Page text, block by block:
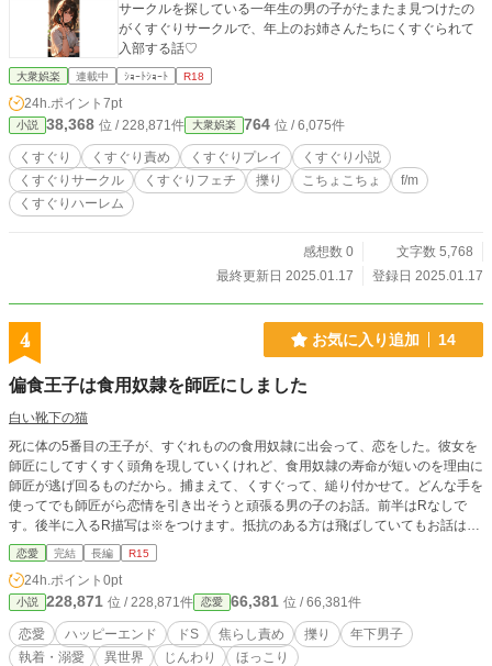
サークルを探している一年生の男の子がたまたま見つけたの
がくすぐりサークルで、年上のお姉さんたちにくすぐられて
入部する話♡
大衆娯楽 連載中 ｼｮｰﾄｼｮｰﾄ R18
24h.ポイント 7pt
小説 38,368 位 / 228,871件 大衆娯楽 764 位 / 6,075件
くすぐり くすぐり責め くすぐりプレイ
くすぐり小説
くすぐりサークル
くすぐりフェチ 擽り こちょこちょ
f/m
くすぐりハーレム
感想数 0
文字数 5,768
最終更新日 2025.01.17
登録日 2025.01.17
4 お気に入り追加 14
偏食王子は食用奴隷を師匠にしました
白い靴下の猫
死に体の5番目の王子が、すぐれものの食用奴隷に出会って、恋をした。彼女を
師匠にしてすくすく頭角を現していくけれど、食用奴隷の寿命が短いのを理由に
師匠が逃げ回るものだから。捕まえて、くすぐって、縋り付かせて。どんな手を
使ってでも師匠がら恋情を引き出そうと頑張る男の子のお話。前半はRなしで
す。後半に入るR描写は※をつけます。抵抗のある方は飛ばしていてもお話は通
じるかと思います。
恋愛 完結 長編 R15
24h.ポイント 0pt
小説 228,871 位 / 228,871件 恋愛 66,381 位 / 66,381件
恋愛 ハッピーエンド ドS 焦らし責め 擽り
年下男子
執着・溺愛
異世界 じんわり ほっこり